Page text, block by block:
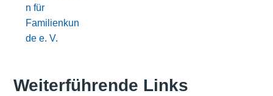
n für
Familienkun
de e. V.
Weiterführende Links